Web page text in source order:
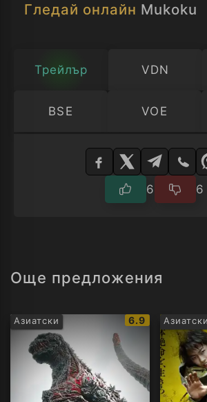
Гледай онлайн Mukoku
Трейлър VDN
BSE VOE
Изберете
6 6
Още предложения
Азиатски
IMDb
рейтинг:
6.9 Азиатски